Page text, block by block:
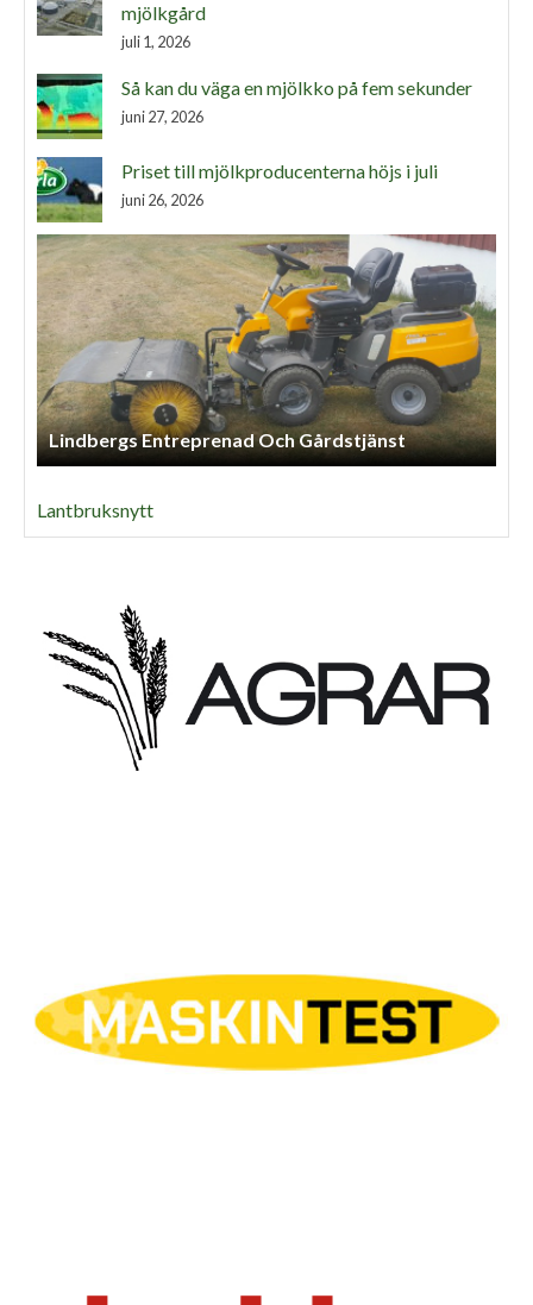
mjölkgård
juli 1, 2026
Så kan du väga en mjölkko på fem sekunder
juni 27, 2026
Priset till mjölkproducenterna höjs i juli
juni 26, 2026
Lindbergs Entreprenad Och Gårdstjänst
Lantbruksnytt